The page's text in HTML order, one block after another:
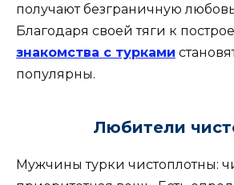
получают безграничную
Благодаря своей тяги к
знакомства с турками
популярны.
Любители
Мужчины турки чистоплотны: